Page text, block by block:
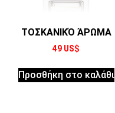
ΤΟΣΚΑΝΙΚΌ ΆΡΩΜΑ
49 US$
Προσθήκη στο καλάθι